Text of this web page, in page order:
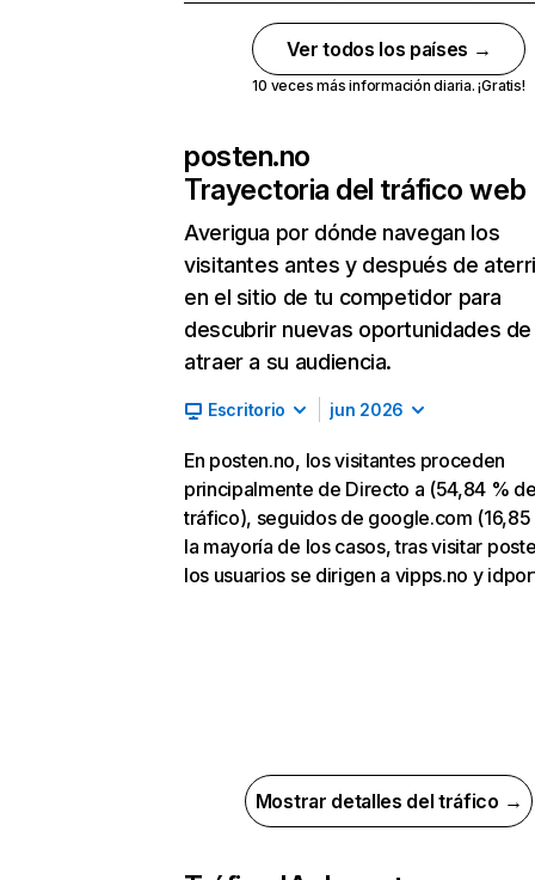
Ver todos los países →
10 veces más información diaria. ¡Gratis!
posten.no
Trayectoria del tráfico web
Averigua por dónde navegan los
visitantes antes y después de
en el sitio de tu competidor para
descubrir nuevas oportunidades de
atraer a su audiencia.
Escritorio jun 2026
En posten.no, los visitantes proceden
principalmente de Directo a (54,84 %
tráfico), seguidos de google.com (16,85
la mayoría de los casos, tras visitar
los usuarios se dirigen a vipps.no y
Mostrar detalles del tráfico →